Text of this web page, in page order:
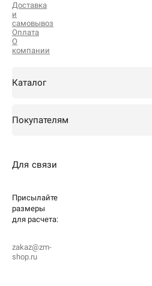
Доставка
и
самовывоз
Оплата
О
компании
Каталог
Покупателям
Для связи
Присылайте
размеры
для расчета:
zakaz@zm-
shop.ru